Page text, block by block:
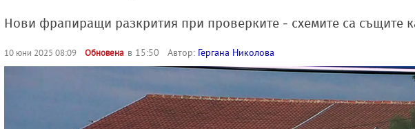
Нови фрапиращи разкрития при проверките - схемите са същите
10 юни 2025 08:09 Обновена в 15:50 Автор: Гергана Николова